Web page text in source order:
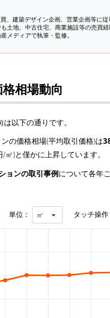
、建築デザイン企画、営業企画等に
土地、中古住宅、商業施設等の売買
メディアで執筆・監修。
相場動向
以下の通りです。
の価格相場(平均取引価格)は
㎡)と僅かに上昇しています。
ョンの取引事例について各年
単位： ㎡ タッチ操作